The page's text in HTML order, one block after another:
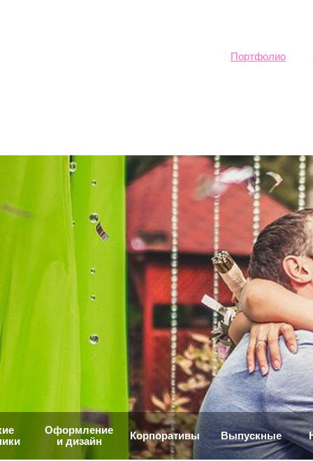
Портфолио
Оформление
и дизайн
Корпоративы Выпускные